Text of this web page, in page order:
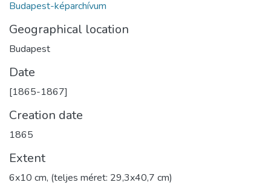
Budapest-képarchívum
Geographical location
Budapest
Date
[1865-1867]
Creation date
1865
Extent
6x10 cm, (teljes méret: 29,3x40,7 cm)